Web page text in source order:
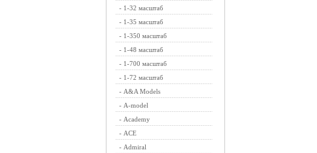
- 1-32 масштаб
- 1-35 масштаб
- 1-350 масштаб
- 1-48 масштаб
- 1-700 масштаб
- 1-72 масштаб
- A&A Models
- A-model
- Academy
- ACE
- Admiral